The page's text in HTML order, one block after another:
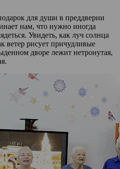
для души в преддверии
нам, что нужно иногда
Увидеть, как луч солнца
ветер рисует причудливые
дворе лежит нетронутая,